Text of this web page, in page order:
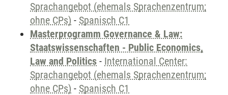
Sprachangebot (ehemals Sprachenzentrum;
ohne CPs) - Spanisch C1
Masterprogramm Governance & Law:
Staatswissenschaften - Public Economics,
Law and Politics - International Center:
Sprachangebot (ehemals Sprachenzentrum;
ohne CPs) - Spanisch C1